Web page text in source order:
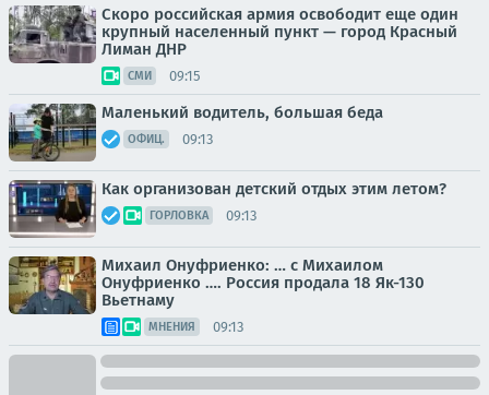
Скоро российская армия освободит еще один
крупный населенный пункт — город Красный
Лиман ДНР
СМИ 09:15
Маленький водитель, большая беда
ОФИЦ. 09:13
Как организован детский отдых этим летом?
ГОРЛОВКА 09:13
Михаил Онуфриенко: … с Михаилом
Онуфриенко …. Россия продала 18 Як-130
Вьетнаму
МНЕНИЯ 09:13